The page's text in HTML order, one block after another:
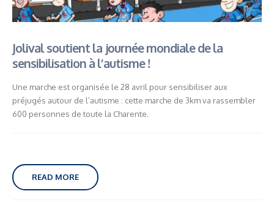
Jolival soutient la journée mondiale de la
sensibilisation à l’autisme !
Une marche est organisée le 28 avril pour sensibiliser aux
préjugés autour de l’autisme : cette marche de 3km va rassembler
600 personnes de toute la Charente.
READ MORE